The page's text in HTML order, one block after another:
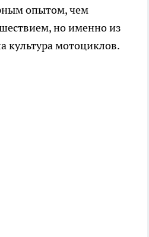
опытом, чем
но именно из
культура мотоциклов.